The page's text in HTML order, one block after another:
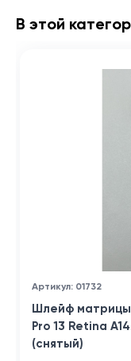
В этой
Артикул: 01732
Шлейф матрицы
Pro 13 Retina
(снятый)